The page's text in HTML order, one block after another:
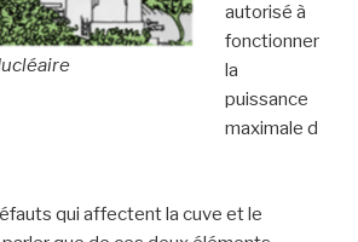
autorisé à
fonctionner
la
puissance
maximale d
qui affectent la cuve et le